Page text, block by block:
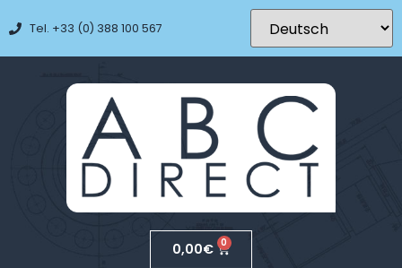
Tel. +33 (0) 388 100 567
0,00€ 0